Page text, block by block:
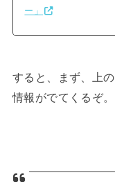
ー」
すると、まず、上
情報がでてくるぞ。